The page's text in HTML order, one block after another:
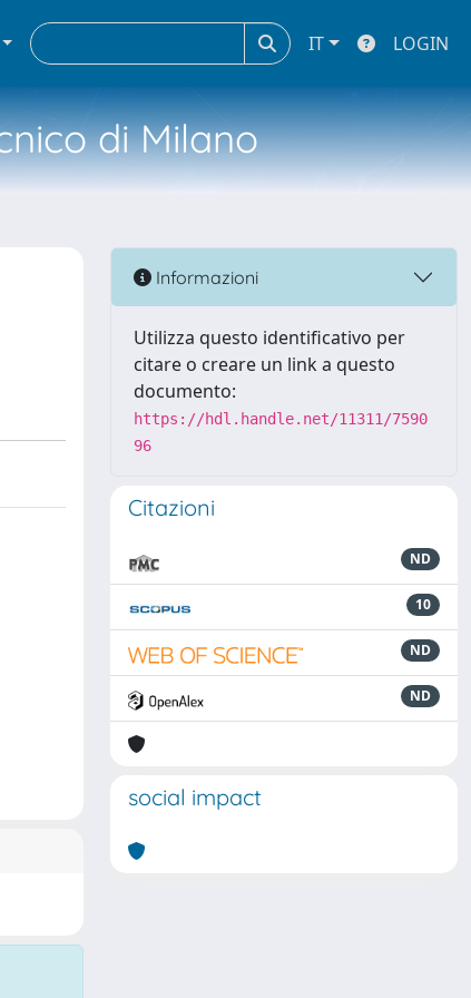
IT LOGIN
di Milano
Informazioni
Utilizza questo identificativo per
citare o creare un link a questo
documento:
https://hdl.handle.net/11311/7590
96
Citazioni
ND
10
ND
ND
social impact